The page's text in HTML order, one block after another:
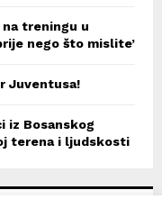
treningu u
nego što mislite’
Juventusa!
iz Bosanskog
terena i ljudskosti